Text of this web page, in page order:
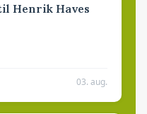
Henrik Haves
03. aug.